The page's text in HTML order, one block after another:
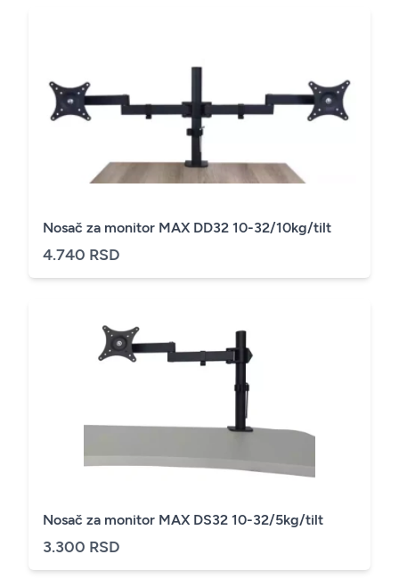
Nosač za monitor MAX DD32 10-32/10kg/tilt
4.740 RSD
Nosač za monitor MAX DS32 10-32/5kg/tilt
3.300 RSD